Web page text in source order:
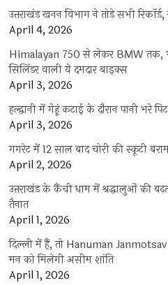
उत्तराखंड खनन विभाग ने तोड़े सभी
April 4, 2026
Himalayan 750 से लेकर BMW तक,
सिलिंडर वाली ये दमदार बाइक्स
April 3, 2026
हल्द्वानी में गेहूं कटाई के दौरान पानी भरे
April 3, 2026
गगरेट में 12 साल बाद चोरी की स्कूटी
April 2, 2026
उत्तराखंड के कैंची धाम में श्रद्धालुओं की
तैनात
April 1, 2026
दिल्ली में हैं, तो Hanuman
मन को मिलेगी असीम शांति
April 1, 2026